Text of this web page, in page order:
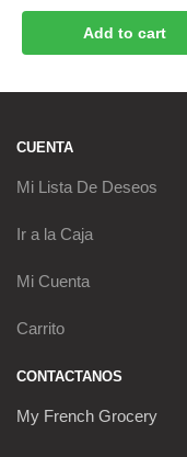
Add to cart
CUENTA
Mi Lista De Deseos
Ir a la Caja
Mi Cuenta
Carrito
CONTACTANOS
My French Grocery